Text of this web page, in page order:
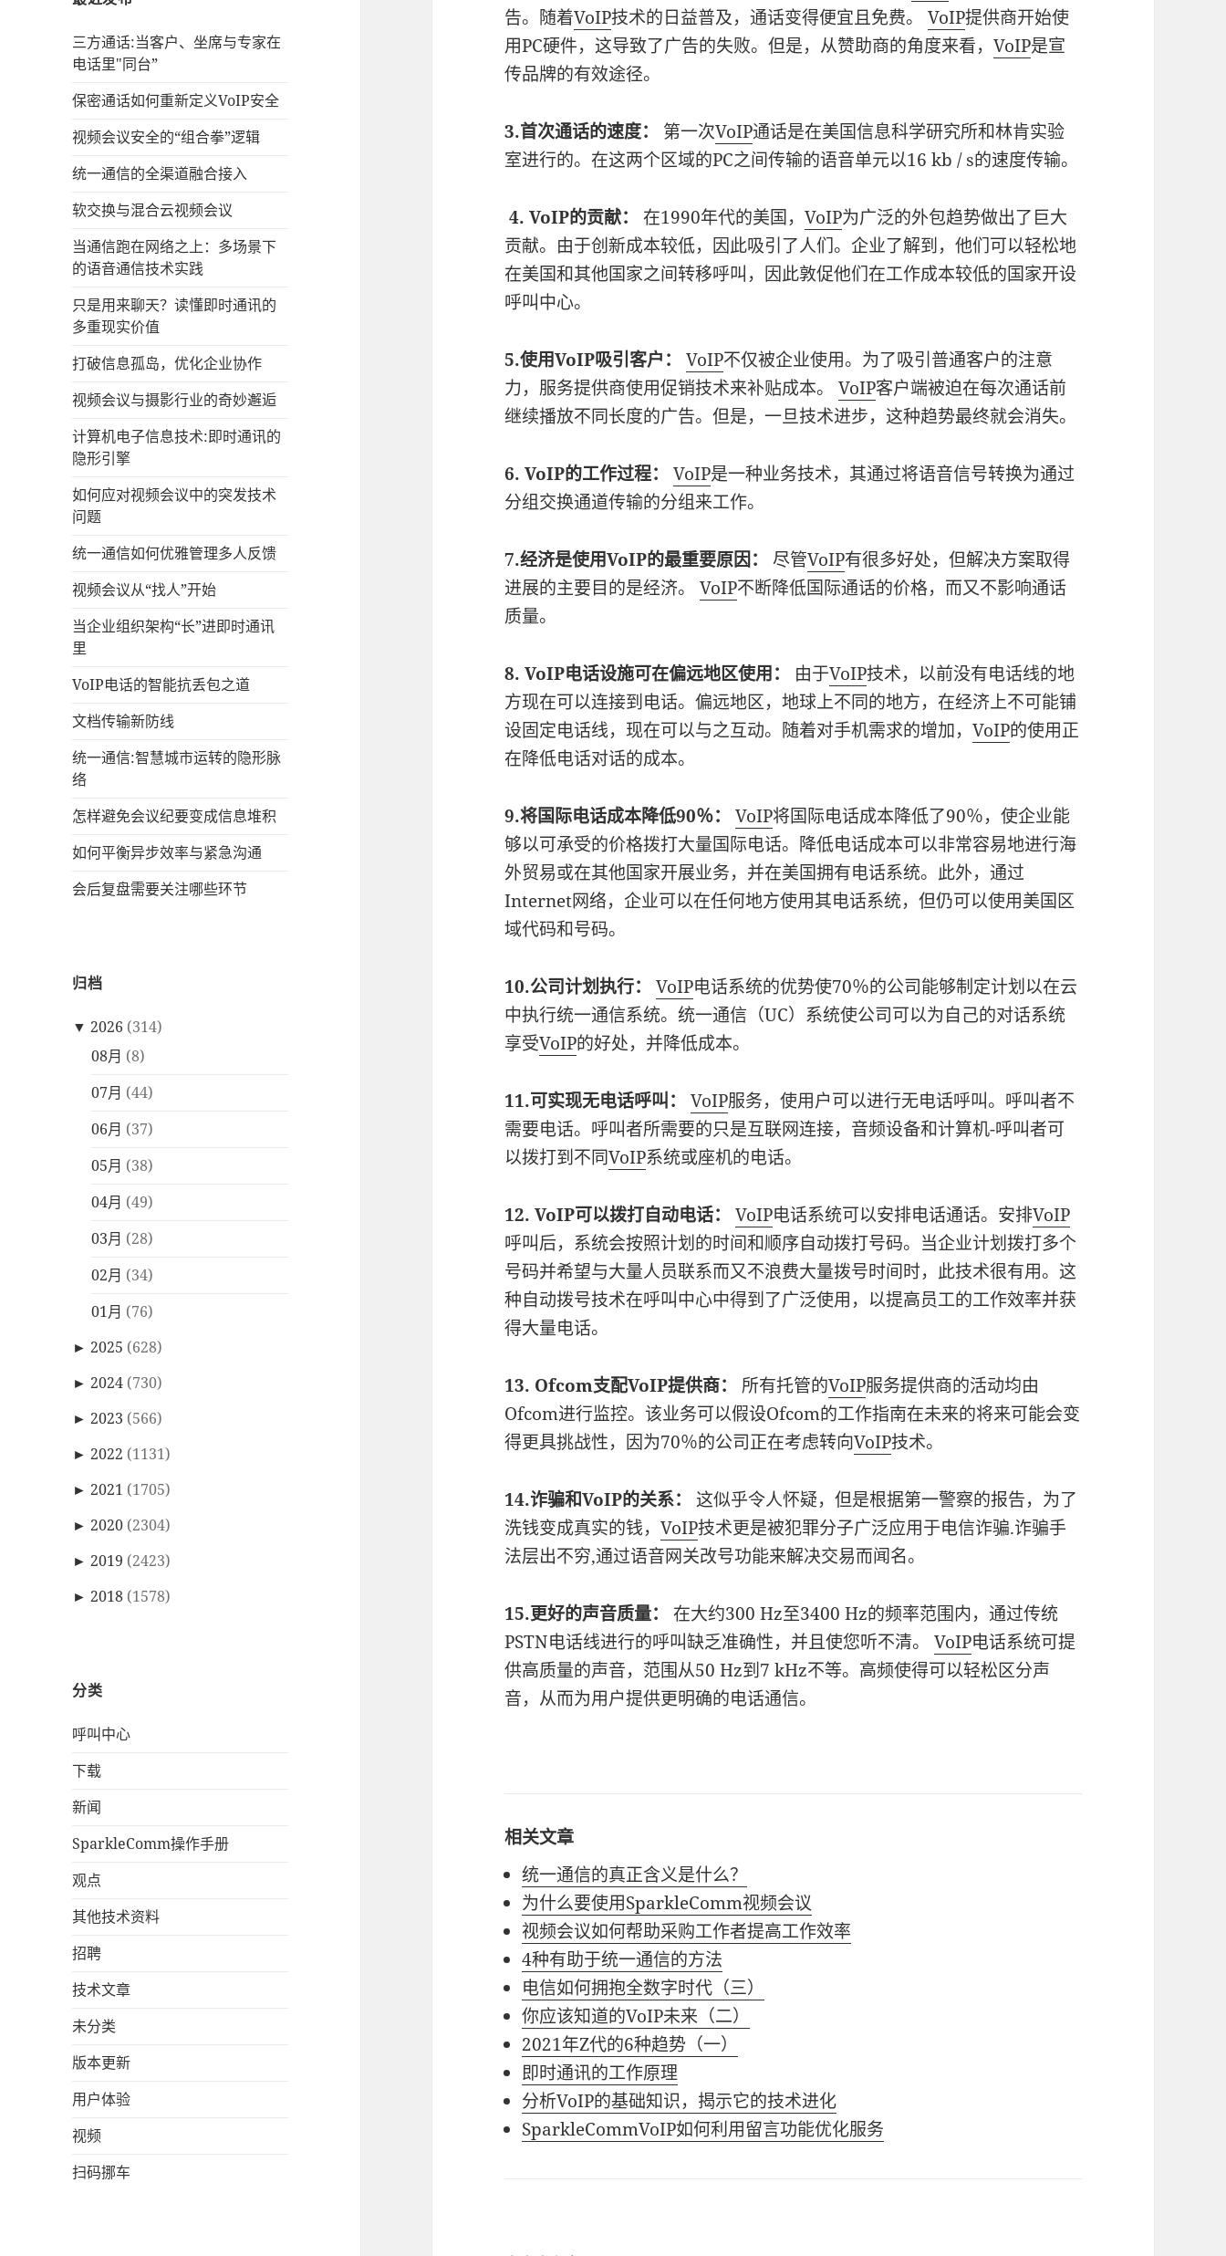
三方通话:当客户、坐席与专家在
电话里"同台”
保密通话如何重新定义VoIP安全
视频会议安全的“组合拳”逻辑
统一通信的‌全渠道融合接入
软交换与混合云视频会议
当通信跑在网络之上：多场景下
的语音通信技术实践
只是用来聊天？读懂即时通讯的
多重现实价值
打破信息孤岛，优化企业协作
视频会议与摄影行业的奇妙邂逅
计算机电子信息技术:即时通讯的
隐形引擎
如何应对视频会议中的突发技术
问题
统一通信如何优雅管理多人反馈
视频会议从“找人”开始
当企业组织架构“长”进即时通讯
里
VoIP电话的智能抗丢包之道
文档传输新防线
统一通信:智慧城市运转的隐形脉
络
怎样避免会议纪要变成信息堆积
如何平衡异步效率与紧急沟通
会后复盘需要关注哪些环节
归档
▼ 2026 (314)
08月 (8)
07月 (44)
06月 (37)
05月 (38)
04月 (49)
03月 (28)
02月 (34)
01月 (76)
► 2025 (628)
► 2024 (730)
► 2023 (566)
► 2022 (1131)
► 2021 (1705)
► 2020 (2304)
► 2019 (2423)
► 2018 (1578)
分类
呼叫中心
下载
新闻
SparkleComm操作手册
观点
其他技术资料
招聘
技术文章
未分类
版本更新
用户体验
视频
扫码挪车
告。随着VoIP技术的日益普及，通话变得便宜且免费。VoIP提供商开始使
用PC硬件，这导致了广告的失败。但是，从赞助商的角度来看，VoIP是宣
传品牌的有效途径。
3.首次通话的速度： 第一次VoIP通话是在美国信息科学研究所和林肯实验
室进行的。在这两个区域的PC之间传输的语音单元以16 kb / s的速度传输。
4. VoIP的贡献： 在1990年代的美国，VoIP为广泛的外包趋势做出了巨大
贡献。由于创新成本较低，因此吸引了人们。企业了解到，他们可以轻松地
在美国和其他国家之间转移呼叫，因此敦促他们在工作成本较低的国家开设
呼叫中心。
5.使用VoIP吸引客户： VoIP不仅被企业使用。为了吸引普通客户的注意
力，服务提供商使用促销技术来补贴成本。VoIP客户端被迫在每次通话前
继续播放不同长度的广告。但是，一旦技术进步，这种趋势最终就会消失。
6. VoIP的工作过程： VoIP是一种业务技术，其通过将语音信号转换为通过
分组交换通道传输的分组来工作。
7.经济是使用VoIP的最重要原因： 尽管VoIP有很多好处，但解决方案取得
进展的主要目的是经济。VoIP不断降低国际通话的价格，而又不影响通话
质量。
8. VoIP电话设施可在偏远地区使用： 由于VoIP技术，以前没有电话线的地
方现在可以连接到电话。偏远地区，地球上不同的地方，在经济上不可能铺
设固定电话线，现在可以与之互动。随着对手机需求的增加，VoIP的使用正
在降低电话对话的成本。
9.将国际电话成本降低90％： VoIP将国际电话成本降低了90％，使企业能
够以可承受的价格拨打大量国际电话。降低电话成本可以非常容易地进行海
外贸易或在其他国家开展业务，并在美国拥有电话系统。此外，通过
Internet网络，企业可以在任何地方使用其电话系统，但仍可以使用美国区
域代码和号码。
10.公司计划执行： VoIP电话系统的优势使70％的公司能够制定计划以在云
中执行统一通信系统。统一通信（UC）系统使公司可以为自己的对话系统
享受VoIP的好处，并降低成本。
11.可实现无电话呼叫： VoIP服务，使用户可以进行无电话呼叫。呼叫者不
需要电话。呼叫者所需要的只是互联网连接，音频设备和计算机-呼叫者可
以拨打到不同VoIP系统或座机的电话。
12. VoIP可以拨打自动电话： VoIP电话系统可以安排电话通话。安排VoIP
呼叫后，系统会按照计划的时间和顺序自动拨打号码。当企业计划拨打多个
号码并希望与大量人员联系而又不浪费大量拨号时间时，此技术很有用。这
种自动拨号技术在呼叫中心中得到了广泛使用，以提高员工的工作效率并获
得大量电话。
13. Ofcom支配VoIP提供商： 所有托管的VoIP服务提供商的活动均由
Ofcom进行监控。该业务可以假设Ofcom的工作指南在未来的将来可能会变
得更具挑战性，因为70％的公司正在考虑转向VoIP技术。
14.诈骗和VoIP的关系：
这似乎令人怀疑，但是根据第一警察的报告，为了
洗钱变成真实的钱，VoIP技术更是被犯罪分子广泛应用于电信诈骗.诈骗手
法层出不穷,通过语音网关改号功能来解决交易而闻名。
15.更好的声音质量：
在大约300 Hz至3400 Hz的频率范围内，通过传统
PSTN电话线进行的呼叫缺乏准确性，并且使您听不清。VoIP电话系统可提
供高质量的声音，范围从50 Hz到7 kHz不等。高频使得可以轻松区分声
音，从而为用户提供更明确的电话通信。
相关文章
统一通信的真正含义是什么？
为什么要使用SparkleComm视频会议
视频会议如何帮助采购工作者提高工作效率
4种有助于统一通信的方法
电信如何拥抱全数字时代（三）
你应该知道的VoIP未来（二）
2021年Z代的6种趋势（一）
即时通讯的工作原理
分析VoIP的基础知识，揭示它的技术进化
SparkleCommVoIP如何利用留言功能优化服务